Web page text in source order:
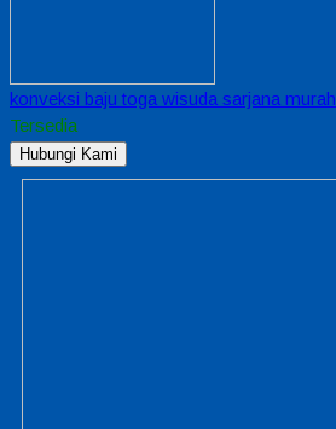
konveksi baju toga wisuda sarjana murah
Tersedia
Hubungi Kami